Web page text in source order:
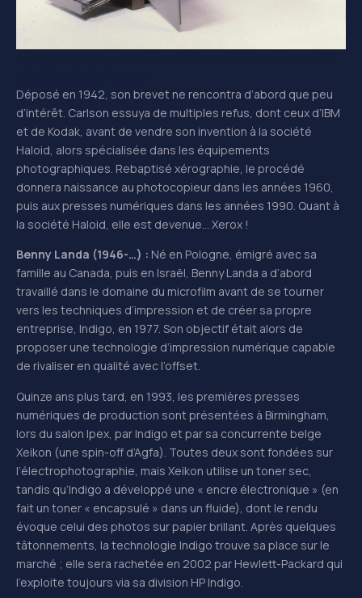
Déposé en 1942, son brevet ne rencontra d’abord que peu
d’intérêt. Carlson essuya de multiples refus, dont ceux d’IBM
et de Kodak, avant de vendre son invention à la société
Haloid, alors spécialisée dans les équipements
photographiques. Rebaptisé xérographie, le procédé
donnera naissance au photocopieur dans les années 1960,
puis aux presses numériques dans les années 1990. Quant à
la société Haloid, elle est devenue… Xerox !
Benny Landa (1946-…) : Né en Pologne, émigré avec sa
famille au Canada, puis en Israël, Benny Landa a d’abord
travaillé dans le domaine du microfilm avant de se tourner
vers les techniques d’impression et de créer sa propre
entreprise, Indigo, en 1977. Son objectif était alors de
proposer une technologie d’impression numérique capable
de rivaliser en qualité avec l’offset.
Quinze ans plus tard, en 1993, les premières presses
numériques de production sont présentées à Birmingham,
lors du salon Ipex, par Indigo et par sa concurrente belge
Xeikon (une spin-off d’Agfa). Toutes deux sont fondées sur
l’électrophotographie, mais Xeikon utilise un toner sec,
tandis qu’Indigo a développé une « encre électronique » (en
fait un toner « encapsulé » dans un fluide), dont le rendu
évoque celui des photos sur papier brillant. Après quelques
tâtonnements, la technologie Indigo trouve sa place sur le
marché ; elle sera rachetée en 2002 par Hewlett-Packard qui
l’exploite toujours via sa division HP Indigo.